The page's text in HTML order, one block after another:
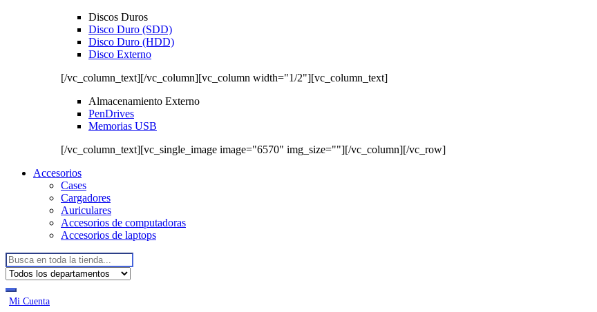
Discos Duros
Disco Duro (SDD)
Disco Duro (HDD)
Disco Externo
[/vc_column_text][/vc_column][vc_column width="1/2"][vc_column_text]
Almacenamiento Externo
PenDrives
Memorias USB
[/vc_column_text][vc_single_image image="6570" img_size=""][/vc_column][/vc_row]
Accesorios
Cases
Cargadores
Auriculares
Accesorios de computadoras
Accesorios de laptops
Buscar:
Mi Cuenta